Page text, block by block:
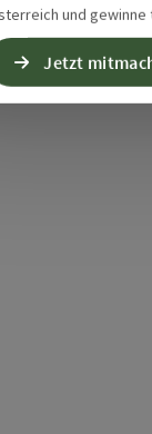
und gewinne
Jetzt